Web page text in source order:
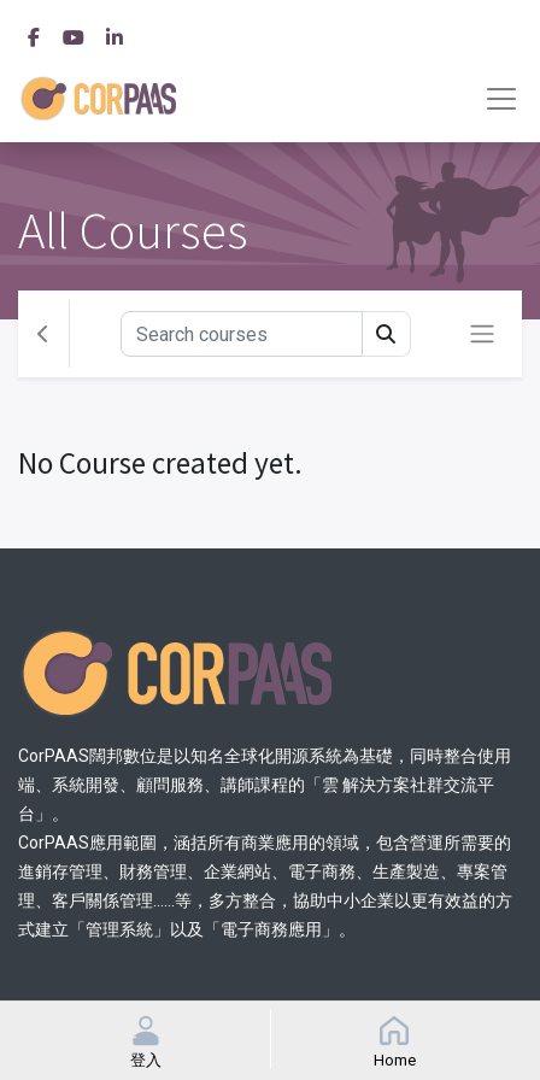
All Courses
No Course created yet.
CorPAAS闊邦數位是以知名全球化開源系統為基礎，同時整合使用
端、系統開發、顧問服務、講師課程的「雲 解決方案社群交流平
台」。
CorPAAS應用範圍，涵括所有商業應用的領域，包含營運所需要的
進銷存管理、財務管理、企業網站、電子商務、生產製造、專案管
理、客戶關係管理......等，多方整合，協助中小企業以更有效益的方
式建立「管理系統」以及「電子商務應用」。
登入 Home